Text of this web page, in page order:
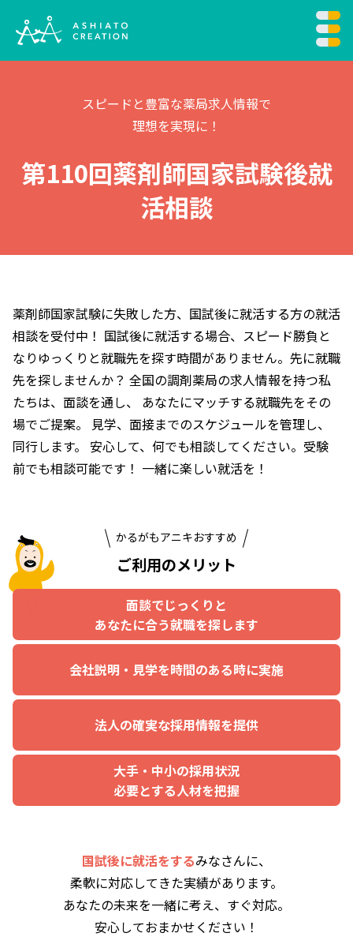
スピードと豊富な薬局求人情報で
理想を実現に！
第110回薬剤師国家試験後就
活相談
薬剤師国家試験に失敗した方、国試後に就活する方の就活
相談を受付中！ 国試後に就活する場合、スピード勝負と
なりゆっくりと就職先を探す時間がありません。先に就職
先を探しませんか？ 全国の調剤薬局の求人情報を持つ私
たちは、面談を通し、
あなたにマッチする就職先をその
場でご提案。
見学、面接までのスケジュールを管理し、
同行します。 安心して、何でも相談してください。受験
前でも相談可能です！ 一緒に楽しい就活を！
かるがもアニキおすすめ
ご利用のメリット
面談でじっくりと
あなたに合う就職を探します
会社説明・見学を時間のある時に実施
法人の確実な採用情報を提供
大手・中小の採用状況
必要とする人材を把握
国試後に就活をするみなさんに、
柔軟に対応してきた実績があります。
あなたの未来を一緒に考え、すぐ対応。
安心しておまかせください！